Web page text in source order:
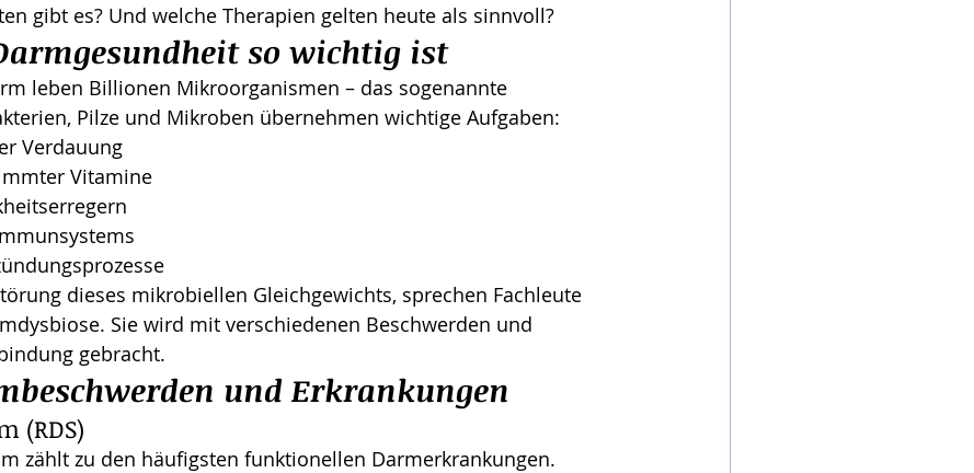
gibt es? Und welche Therapien gelten heute als sinnvoll?
so wichtig ist
leben Billionen Mikroorganismen – das sogenannte
Pilze und Mikroben übernehmen wichtige Aufgaben:
Verdauung
Vitamine
dieses mikrobiellen Gleichgewichts, sprechen Fachleute
Sie wird mit verschiedenen Beschwerden und
gebracht.
und Erkrankungen
(RDS)
zählt zu den häufigsten funktionellen Darmerkrankungen.